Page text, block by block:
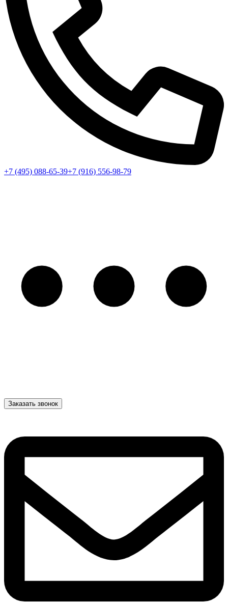
+7 (495) 088-65-39+7 (916) 556-98-79
Заказать звонок